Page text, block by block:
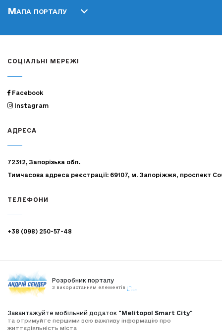
Мапа порталу
СОЦІАЛЬНІ МЕРЕЖІ
Facebook
Instagram
АДРЕСА
72312, Запорізька обл.
Тимчасова адреса реєстрації: 69107, м. Запоріжжя, проспект
ТЕЛЕФОНИ
+38 (098) 250-57-48
Розробник порталу
З використанням елементів
Завантажуйте мобільний додаток "Melitopol Smart City"
та отримуйте першими всю важливу інформацію про
життєдіяльність міста